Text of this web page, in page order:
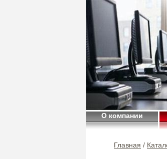
О компании
Главная /